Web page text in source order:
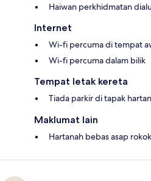
Haiwan perkhidmatan
Internet
Wi-fi percuma di tempat
Wi-fi percuma dalam bilik
Tempat letak kereta
Tiada parkir di tapak
Maklumat lain
Hartanah bebas asap rokok